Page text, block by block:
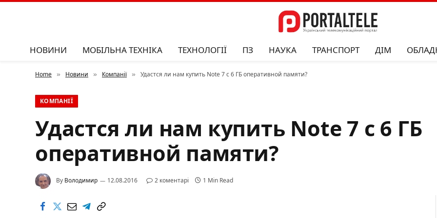
НОВИНИ МОБІЛЬНА ТЕХНІКА ТЕХНОЛОГІЇ ПЗ НАУКА ТРАНСПОРТ ДІМ
Home » Новини » Компанії » Удастся ли нам купить Note 7 с 6 ГБ оперативной памяти?
КОМПАНІЇ
Удастся ли нам купить Note 7 с 6 ГБ
оперативной памяти?
By Володимир 12.08.2016 2 коментарі 1 Min Read